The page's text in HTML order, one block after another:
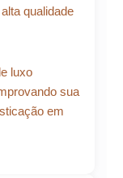
qualidade
luxo
sua
em